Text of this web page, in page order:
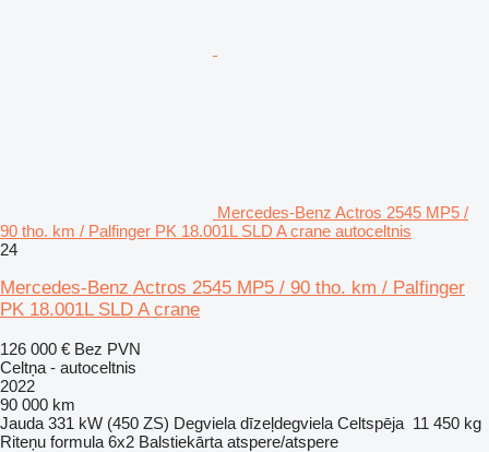
Mercedes-Benz Actros 2545 MP5 /
90 tho. km / Palfinger PK 18.001L SLD A crane autoceltnis
24
Mercedes-Benz Actros 2545 MP5 / 90 tho. km / Palfinger
PK 18.001L SLD A crane
126 000 € Bez PVN
Celtņa - autoceltnis
2022
90 000 km
Jauda 331 kW (450 ZS) Degviela dīzeļdegviela Celtspēja 11 450 kg
Riteņu formula 6x2 Balstiekārta atspere/atspere